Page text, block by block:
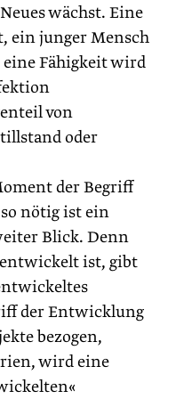
wächst. Eine
ein junger Mensch
Fähigkeit wird
von
oder
der Begriff
nötig ist ein
Blick. Denn
ist, gibt
der Entwicklung
bezogen,
wird eine